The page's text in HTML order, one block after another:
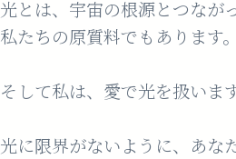
光とは、宇宙の根源とつなが
私たちの原質料でもあります。
そして私は、愛で光を扱います
光に限界がないように、あな